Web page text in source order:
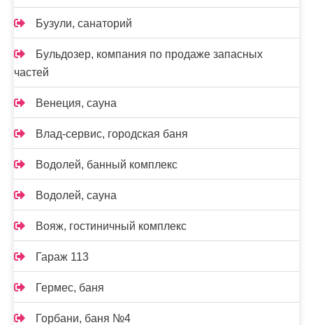
Бузули, санаторий
Бульдозер, компания по продаже запасных
частей
Венеция, сауна
Влад-сервис, городская баня
Водолей, банный комплекс
Водолей, сауна
Вояж, гостиничный комплекс
Гараж 113
Гермес, баня
Горбани, баня №4